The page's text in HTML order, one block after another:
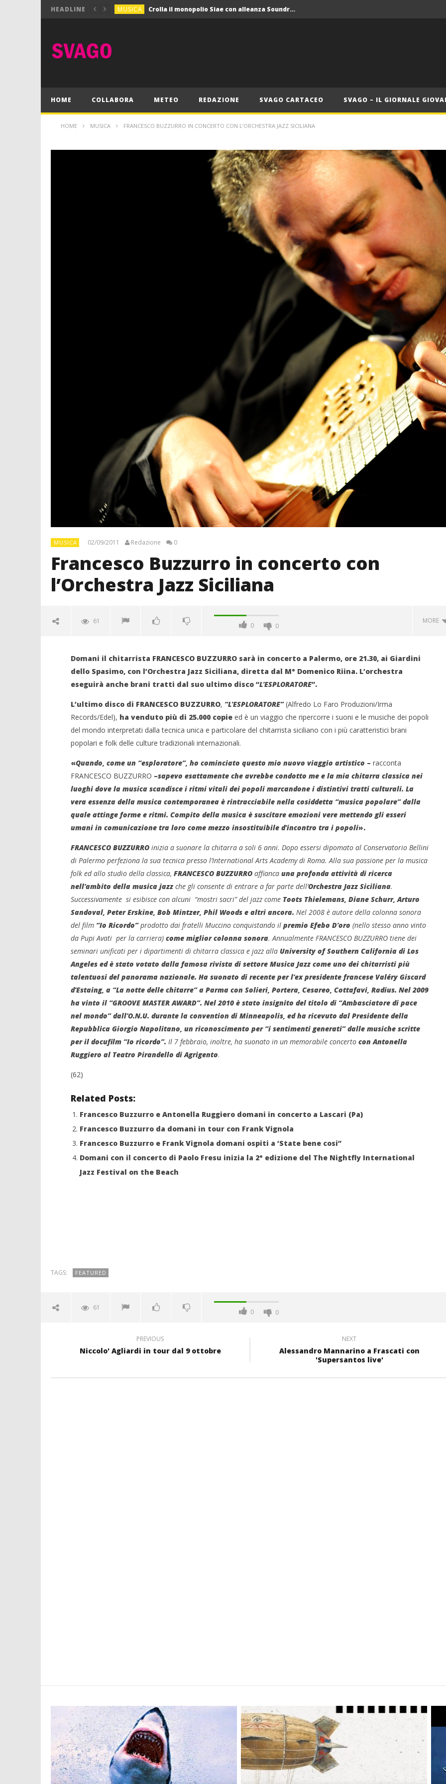
HEADLINE MUSICA Crolla il monopolio Siae con alleanza Soundreef – LEA
MUSICA Crolla il monopolio Siae con alleanza Soundreef – LEA
HOME COLLABORA METEO REDAZIONE SVAGO CARTACEO SVAGO – IL GIORNALE
HOME MUSICA FRANCESCO BUZZURRO IN CONCERTO CON L’ORCHESTRA JAZZ SICILIANA
MUSICA 02/09/2011 Redazione 0
Francesco Buzzurro in concerto con
l’Orchestra Jazz Siciliana
61
0 0
MORE
NOW VIEWING
Francesco Buzzurro in concerto
con l’Orchestra Jazz Siciliana
02/09/2011
Redazione
Crolla il monopolio Siae con
Redazione
02/09/2011
Redazione
Domani il chitarrista FRANCESCO BUZZURRO sarà in concerto a Palermo, ore 21.30, ai Giardini
dello Spasimo, con l’Orchestra Jazz Siciliana, diretta dal M° Domenico Riina. L’orchestra
eseguirà anche brani tratti dal suo ultimo disco “L’ESPLORATORE”.
L’ultimo disco di FRANCESCO BUZZURRO, “L’ESPLORATORE”(Alfredo Lo Faro Produzioni/Irma
Records/Edel), ha venduto più di 25.000 copie ed è un viaggio che ripercorre i suoni e le musiche dei popoli
del mondo interpretati dalla tecnica unica e particolare del chitarrista siciliano con i più caratteristici brani
popolari e folk delle culture tradizionali internazionali.
«Quando, come un “esploratore”, ho cominciato questo mio nuovo viaggio artistico – racconta
FRANCESCO BUZZURRO –sapevo esattamente che avrebbe condotto me e la mia chitarra classica nei
luoghi dove la musica scandisce i ritmi vitali dei popoli marcandone i distintivi tratti culturali. La
vera essenza della musica contemporanea è rintracciabile nella cosiddetta “musica popolare” dalla
quale attinge forme e ritmi. Compito della musica è suscitare emozioni vere mettendo gli esseri
umani in comunicazione tra loro come mezzo insostituibile d’incontro tra i popoli».
FRANCESCO BUZZURROinizia a suonare la chitarra a soli 6 anni. Dopo essersi dipomato al Conservatorio Bellini
di Palermo perfeziona la sua tecnica presso l’International Arts Academy di Roma. Alla sua passione per la musica
folk ed allo studio della classica, FRANCESCO BUZZURROaffianca una profonda attività di ricerca
nell’ambito della musica jazzche gli consente di entrare a far parte dell’Orchestra Jazz Siciliana.
Successivamente si esibisce con alcuni “mostri sacri” del jazz come Toots Thielemans, Diane Schurr, Arturo
Sandoval, Peter Erskine, Bob Mintzer, Phil Woods e altri ancora. Nel 2008 è autore della colonna sonora
del film “Io Ricordo”prodotto dai fratelli Muccino conquistando il premio Efebo D’oro (nello stesso anno vinto
da Pupi Avati per la carriera) come miglior colonna sonora. Annualmente FRANCESCO BUZZURRO tiene dei
seminari unificati per i dipartimenti di chitarra classica e jazz alla University of Southern California di Los
Angeles ed è stato votato dalla famosa rivista di settore Musica Jazz come uno dei chitarristi più
talentuosi del panorama nazionale. Ha suonato di recente per l’ex presidente francese Valéry Giscard
d’Estaing, a “La notte delle chitarre” a Parma con Solieri, Portera, Cesareo, Cottafavi, Radius. Nel 2009
ha vinto il “GROOVE MASTER AWARD”. Nel 2010 è stato insignito del titolo di “Ambasciatore di pace
nel mondo” dall’O.N.U. durante la convention di Minneapolis, ed ha ricevuto dal Presidente della
Repubblica Giorgio Napolitano, un riconoscimento per “i sentimenti generati” dalle musiche scritte
per il docufilm “Io ricordo”. Il 7 febbraio, inoltre, ha suonato in un memorabile concerto con Antonella
Ruggiero al Teatro Pirandello di Agrigento.
(62)
Related Posts:
Francesco Buzzurro e Antonella Ruggiero domani in concerto a Lascari (Pa)
Francesco Buzzurro da domani in tour con Frank Vignola
Francesco Buzzurro e Frank Vignola domani ospiti a ‘State bene cosi”
Domani con il concerto di Paolo Fresu inizia la 2° edizione del The Nightfly International
Jazz Festival on the Beach
TAGS: FEATURED
61
0 0
PREVIOUS
Niccolo' Agliardi in tour dal 9 ottobre
NEXT
Alessandro Mannarino a Frascati con
'Supersantos live'